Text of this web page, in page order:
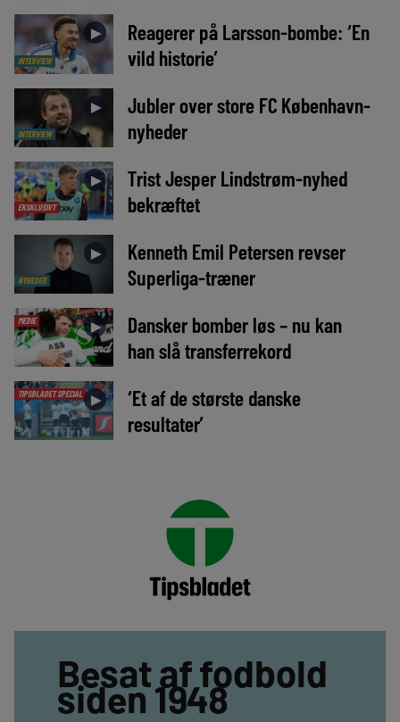
INTERVIEW
►
Reagerer på Larsson-bombe: ‘En
vild historie’
INTERVIEW
►
Jubler over store FC København-
nyheder
EKSKLUSIVT
►
Trist Jesper Lindstrøm-nyhed
bekræftet
NYHEDER
►
Kenneth Emil Petersen revser
Superliga-træner
MEDIE ►
Dansker bomber løs – nu kan
han slå transferrekord
TIPSBLADET SPECIAL ►
‘Et af de største danske
resultater’
Besat af fodbold
siden 1948